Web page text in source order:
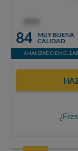
84
MUY BUENA
CALIDAD
ANALIZADO EN EL